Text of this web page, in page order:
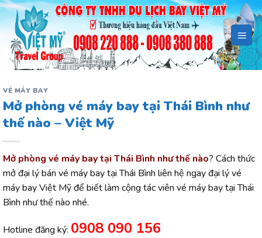
Bỏ
qua
dung
VÉ MÁY BAY
Mở phòng vé máy bay tại Thái Bình như
thế nào – Việt Mỹ
Mở phòng vé máy bay tại Thái Bình như thế nào? Cách thức
mở đại lý bán vé máy bay tại Thái Bình liên hệ ngay đại lý vé
máy bay Việt Mỹ để biết làm cộng tác viên vé máy bay tại Thái
Bình như thế nào nhé.
Hotline đăng ký: 0908 090 156